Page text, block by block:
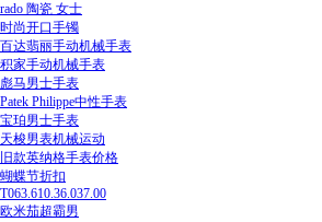
rado 陶瓷 女士
时尚开口手镯
百达翡丽手动机械手表
积家手动机械手表
彪马男士手表
Patek Philippe中性手表
宝珀男士手表
天梭男表机械运动
旧款英纳格手表价格
蝴蝶节折扣
T063.610.36.037.00
欧米茄超霸男